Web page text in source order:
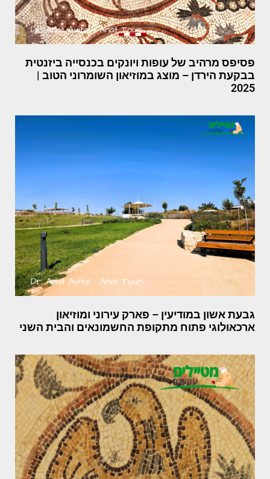
פסיפס מרהיב של עופות ויונקים בכנסייה ביזנטית
בבקעת הירדן – מוצג במוזיאון השומרוני הטוב |
2025
גבעת אשון במודיעין – פארק עירוני ומוזיאון
ארכאולוגי פתוח מתקופת החשמונאים והבית השני